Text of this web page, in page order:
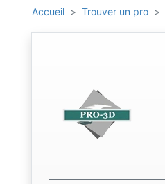
Accueil Trouver un pro